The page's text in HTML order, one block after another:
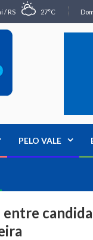
/ RS 27°C
PELO VALE